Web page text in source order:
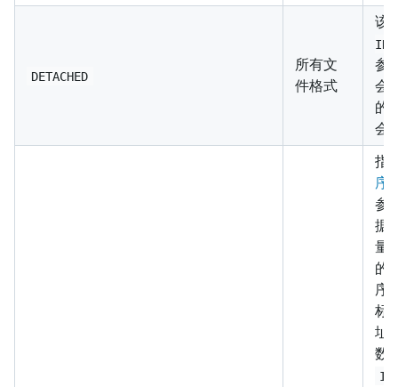
DETACHED
所有文
件格式
该
参
会
的
会
指
序
参
据
量
的
序
标
址
数